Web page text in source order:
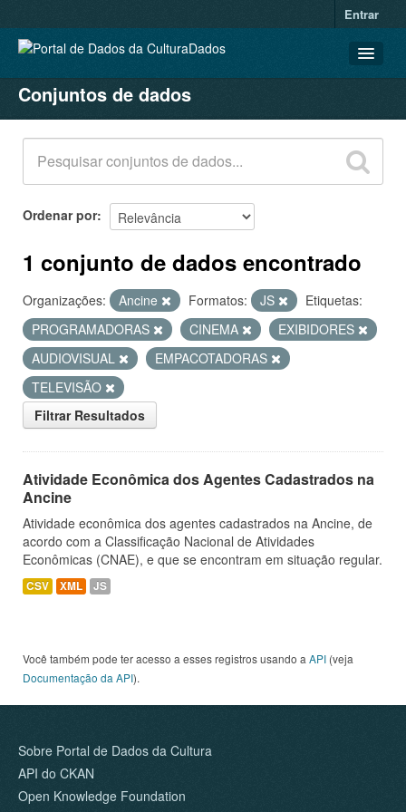
Entrar
CONJUNTOS DE DADOS
ORGANIZAÇÕES
GRUPOS
SOBRE
Conjuntos de dados
Ordenar por
1 conjunto de dados encontrado
Organizações: Ancine Formatos: JS
Etiquetas:
PROGRAMADORAS
CINEMA
EXIBIDORES
AUDIOVISUAL
EMPACOTADORAS
TELEVISÃO
Filtrar Resultados
Atividade Econômica dos Agentes Cadastrados na
Ancine
Atividade econômica dos agentes cadastrados na Ancine, de
acordo com a Classificação Nacional de Atividades
Econômicas (CNAE), e que se encontram em situação regular.
CSV XML JS
Você também pode ter acesso a esses registros usando a API (veja
Documentação da API).
Sobre Portal de Dados da Cultura
API do CKAN
Open Knowledge Foundation